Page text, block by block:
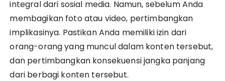
integral dari sosial media. Namun, sebelum Anda
membagikan foto atau video, pertimbangkan
implikasinya. Pastikan Anda memiliki izin dari
orang-orang yang muncul dalam konten tersebut,
dan pertimbangkan konsekuensi jangka panjang
dari berbagi konten tersebut.